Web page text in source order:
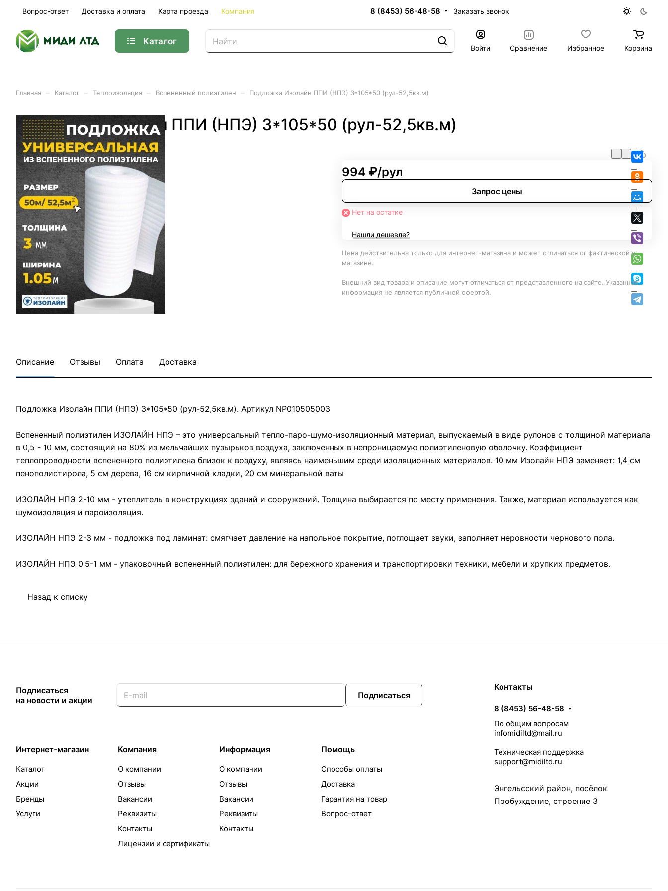
Вопрос-ответ Доставка и оплата Карта проезда Компания 8 (8453) 56-48-58 Заказать звонок
Каталог
Войти Сравнение Избранное Корзина
Главная Каталог Теплоизоляция Вспененный полиэтилен Подложка Изолайн ППИ (НПЭ) 3*105*50 (рул-52,5кв.м)
Подложка Изолайн ППИ (НПЭ) 3*105*50 (рул-52,5кв.м)
Арт.NP010505003
Все товары Изолайн Все товары категории
994 ₽/рул
Запрос цены
Нет на остатке
Нашли дешевле?
Цена действительна только для интернет-магазина и может отличаться от фактической в
магазине.
Внешний вид товара и описание могут отличаться от представленного на сайте. Указанная
информация не является публичной офертой.
Описание Отзывы Оплата Доставка
Подложка Изолайн ППИ (НПЭ) 3*105*50 (рул-52,5кв.м). Артикул NP010505003
Вспененный полиэтилен ИЗОЛАЙН НПЭ – это универсальный тепло-паро-шумо-изоляционный материал, выпускаемый в виде рулонов с толщиной материала
в 0,5 - 10 мм, состоящий на 80% из мельчайших пузырьков воздуха, заключенных в непроницаемую полиэтиленовую оболочку. Коэффициент
теплопроводности вспененного полиэтилена близок к воздуху, являясь наименьшим среди изоляционных материалов. 10 мм Изолайн НПЭ заменяет: 1,4 см
пенополистирола, 5 см дерева, 16 см кирпичной кладки, 20 см минеральной ваты
ИЗОЛАЙН НПЭ 2-10 мм - утеплитель в конструкциях зданий и сооружений. Толщина выбирается по месту применения. Также, материал используется как
шумоизоляция и пароизоляция.
ИЗОЛАЙН НПЭ 2-3 мм - подложка под ламинат: смягчает давление на напольное покрытие, поглощает звуки, заполняет неровности чернового пола.
ИЗОЛАЙН НПЭ 0,5-1 мм - упаковочный вспененный полиэтилен: для бережного хранения и транспортировки техники, мебели и хрупких предметов.
Назад к списку
Подписаться
на новости и акции
Подписаться
Интернет-магазин
Каталог
Акции
Бренды
Услуги
Компания
О компании
Отзывы
Вакансии
Реквизиты
Контакты
Лицензии и сертификаты
Информация
О компании
Отзывы
Вакансии
Реквизиты
Контакты
Помощь
Способы оплаты
Доставка
Гарантия на товар
Вопрос-ответ
Контакты
8 (8453) 56-48-58
По общим вопросам
infomidiltd@mail.ru
Техническая поддержка
support@midiltd.ru
Энгельсский район, посёлок
Пробуждение, строение 3